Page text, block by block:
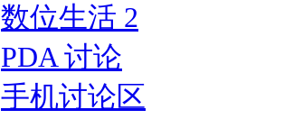
数位生活 2
PDA 讨论
手机讨论区